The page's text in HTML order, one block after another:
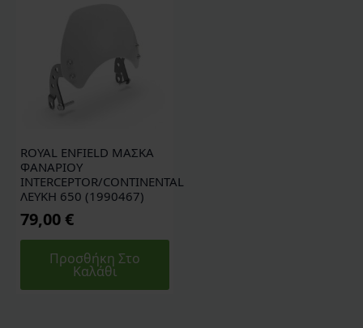
ROYAL ENFIELD ΜΑΣΚΑ
ΦΑΝΑΡΙΟΥ
INTERCEPTOR/CONTINENTAL
ΛΕΥΚΗ 650 (1990467)
79,00 €
Προσθήκη Στο
Καλάθι